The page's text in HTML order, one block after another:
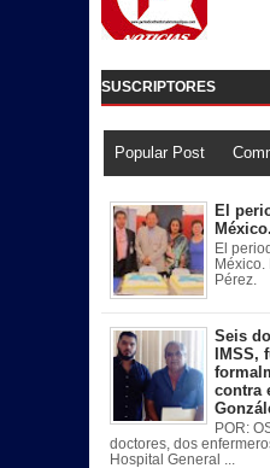
SUSCRIPTORES
Popular Post
El
México.
El
México.
Seis
IMSS,
contra
POR:
doctores, dos
Hospital General ...